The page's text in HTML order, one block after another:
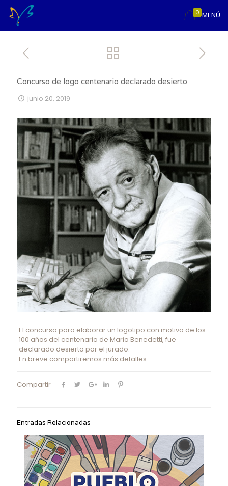
MENÚ
0
Concurso de logo centenario declarado desierto
junio 20, 2019
El concurso para elaborar un logotipo con motivo de los
100 años del centenario de Mario Benedetti, fue
declarado desierto por el jurado.
En breve compartiremos más detalles.
Compartir
Entradas Relacionadas